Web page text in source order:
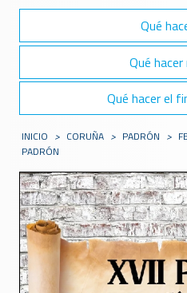
Qué
Qué
Qué hacer el
INICIO > CORUÑA > PADRÓN >
PADRÓN